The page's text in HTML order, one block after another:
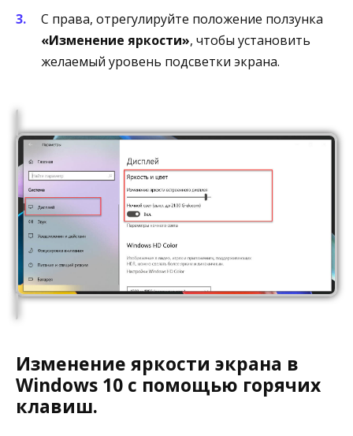
С права, отрегулируйте положение ползунка
«Изменение яркости», чтобы установить
желаемый уровень подсветки экрана.
Изменение яркости экрана в
Windows 10 с помощью горячих
клавиш.